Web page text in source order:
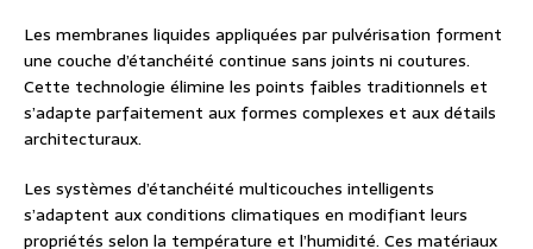
Les membranes liquides appliquées par pulvérisation forment
une couche d’étanchéité continue sans joints ni coutures.
Cette technologie élimine les points faibles traditionnels et
s’adapte parfaitement aux formes complexes et aux détails
architecturaux.
Les systèmes d’étanchéité multicouches intelligents
s’adaptent aux conditions climatiques en modifiant leurs
propriétés selon la température et l’humidité. Ces matériaux